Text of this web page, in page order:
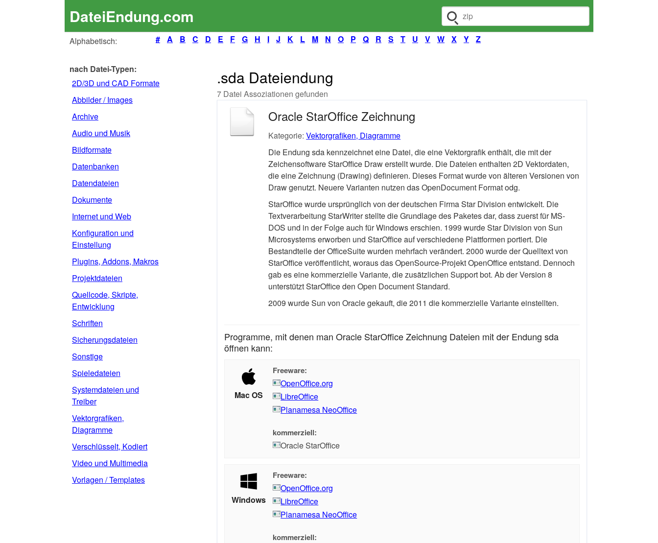
DateiEndung.com
Dateiendung suchen
Alphabetisch:
# A B C D E F G H I J K L M N O P Q R S T U V W X Y Z
nach Datei-Typen:
2D/3D und CAD Formate
Abbilder / Images
Archive
Audio und Musik
Bildformate
Datenbanken
Datendateien
Dokumente
Internet und Web
Konfiguration und
Einstellung
Plugins, Addons, Makros
Projektdateien
Quellcode, Skripte,
Entwicklung
Schriften
Sicherungsdateien
Sonstige
Spieledateien
Systemdateien und
Treiber
Vektorgrafiken,
Diagramme
Verschlüsselt, Kodiert
Video und Multimedia
Vorlagen / Templates
.sda Dateiendung
7 Datei Assoziationen gefunden
Oracle StarOffice Zeichnung
Kategorie:Vektorgrafiken, Diagramme
Die Endung sda kennzeichnet eine Datei, die eine Vektorgrafik enthält, die mit der
Zeichensoftware StarOffice Draw erstellt wurde. Die Dateien enthalten 2D Vektordaten,
die eine Zeichnung (Drawing) definieren. Dieses Format wurde von älteren Versionen von
Draw genutzt. Neuere Varianten nutzen das OpenDocument Format odg.
StarOffice wurde ursprünglich von der deutschen Firma Star Division entwickelt. Die
Textverarbeitung StarWriter stellte die Grundlage des Paketes dar, dass zuerst für MS-
DOS und in der Folge auch für Windows erschien. 1999 wurde Star Division von Sun
Microsystems erworben und StarOffice auf verschiedene Plattformen portiert. Die
Bestandteile der OfficeSuite wurden mehrfach verändert. 2000 wurde der Quelltext von
StarOffice veröffentlicht, woraus das OpenSource-Projekt OpenOffice entstand. Dennoch
gab es eine kommerzielle Variante, die zusätzlichen Support bot. Ab der Version 8
unterstützt StarOffice den Open Document Standard.
2009 wurde Sun von Oracle gekauft, die 2011 die kommerzielle Variante einstellten.
Programme, mit denen man Oracle StarOffice Zeichnung Dateien mit der Endung sda
öffnen kann:
Mac OS
Freeware:
OpenOffice.org
LibreOffice
Planamesa NeoOffice
kommerziell:
Oracle StarOffice
Windows
Freeware:
OpenOffice.org
LibreOffice
Planamesa NeoOffice
kommerziell: